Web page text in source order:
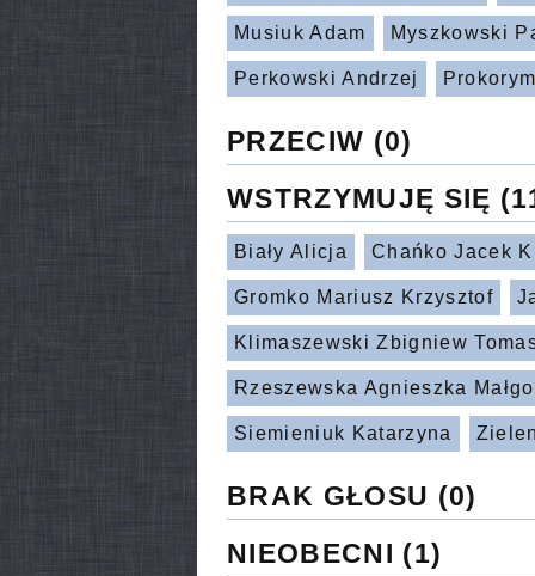
Musiuk Adam Myszkowski
Perkowski Andrzej
PRZECIW (0)
WSTRZYMUJĘ SIĘ
Biały Alicja Chańko Jacek
Gromko Mariusz Krzysztof
Klimaszewski Zbigniew
Rzeszewska Agnieszka
Siemieniuk Katarzyna
BRAK GŁOSU (0)
NIEOBECNI (1)